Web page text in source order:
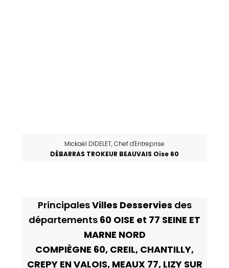
Mickaël DIDELET, Chef d'Entreprise
DÉBARRAS TROKEUR BEAUVAIS Oise 60
PrincipalesVilles Desservies des
départements 60 OISE et 77 SEINE ET
MARNE NORD
COMPIÈGNE 60, CREIL, CHANTILLY,
CREPY EN VALOIS, MEAUX 77, LIZY SUR